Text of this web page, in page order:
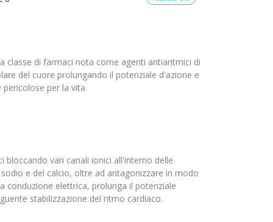
classe di farmaci nota come agenti antiaritmici di
del cuore prolungando il potenziale d'azione e
per la vita.
vari canali ionici all'interno delle
e del calcio, oltre ad antagonizzare in modo
conduzione elettrica, prolunga il potenziale
stabilizzazione del ritmo cardiaco.